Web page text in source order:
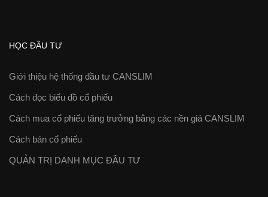
HỌC ĐẦU TƯ
Giới thiệu hệ thống đầu tư CANSLIM
Cách đọc biểu đồ cổ phiếu
Cách mua cổ phiếu tăng trưởng bằng các nền giá CANSLIM
Cách bán cổ phiếu
QUẢN TRỊ DANH MỤC ĐẦU TƯ